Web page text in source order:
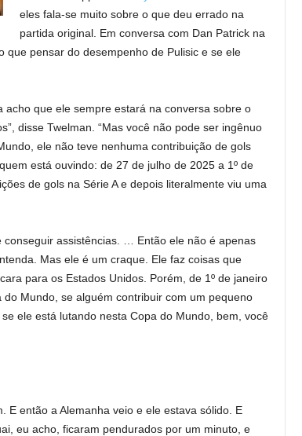
eles fala-se muito sobre o que deu errado na
partida original. Em conversa com Dan Patrick na
que pensar do desempenho de Pulisic e se ele
que ele sempre estará na conversa sobre o
disse Twelman. “Mas você não pode ser ingênuo
ele não teve nenhuma contribuição de gols
está ouvindo: de 27 de julho de 2025 a 1º de
de gols na Série A e depois literalmente viu uma
assistências. … Então ele não é apenas
Mas ele é um craque. Ele faz coisas que
para os Estados Unidos. Porém, de 1º de janeiro
Mundo, se alguém contribuir com um pequeno
ele está lutando nesta Copa do Mundo, bem, você
E então a Alemanha veio e ele estava sólido. E
eu acho, ficaram pendurados por um minuto, e